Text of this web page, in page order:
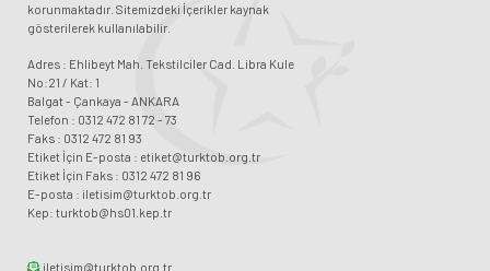
korunmaktadır. Sitemizdeki İçerikler kaynak
gösterilerek kullanılabilir.
Adres : Ehlibeyt Mah. Tekstilciler Cad. Libra Kule
No:21 / Kat: 1
Balgat - Çankaya - ANKARA
Telefon : 0312 472 81 72 - 73
Faks : 0312 472 81 93
Etiket İçin E-posta : etiket@turktob.org.tr
Etiket İçin Faks : 0312 472 81 96
E-posta : iletisim@turktob.org.tr
Kep: turktob@hs01.kep.tr
iletisim@turktob.org.tr